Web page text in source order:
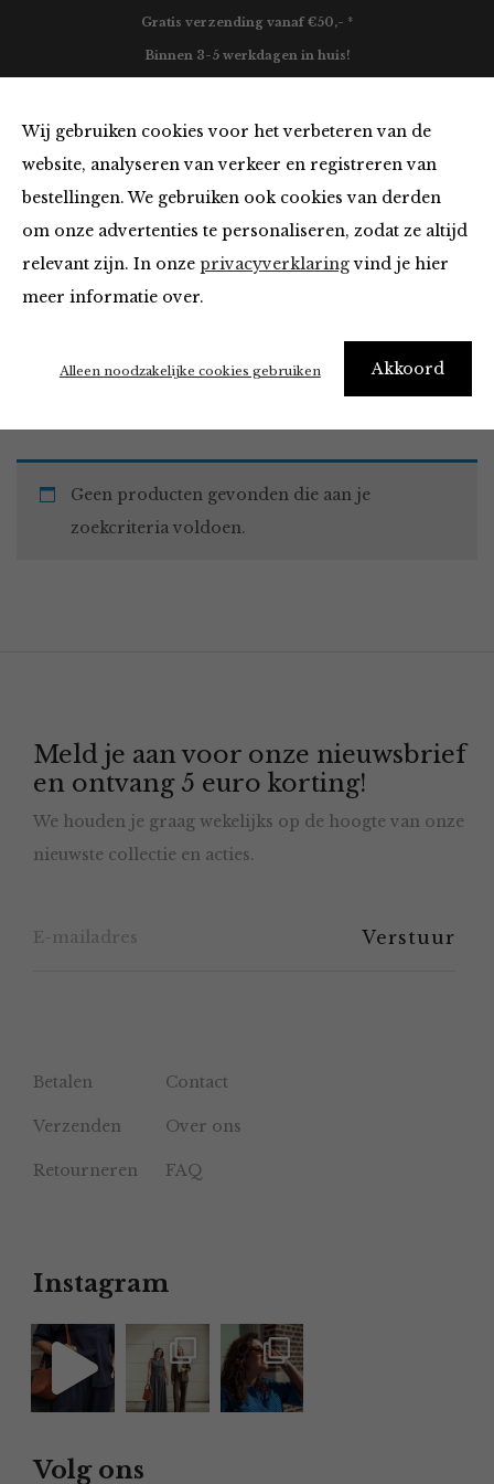
Wij gebruiken cookies voor het verbeteren van de
website, analyseren van verkeer en registreren van
bestellingen. We gebruiken ook cookies van derden
om onze advertenties te personaliseren, zodat ze altijd
relevant zijn. In onze privacyverklaringvind je hier
meer informatie over.
Akkoord
Alleen noodzakelijke cookies gebruiken
Gratis verzending vanaf €50,- *
Binnen 3-5 werkdagen in huis!
Tops en Blouses
Home Winkel Kleding Tops en Blouses
Geen producten gevonden die aan je
zoekcriteria voldoen.
Meld je aan voor onze nieuwsbrief
en ontvang 5 euro korting!
We houden je graag wekelijks op de hoogte van onze
nieuwste collectie en acties.
Betalen Contact
Verzenden Over ons
Retourneren FAQ
Instagram
Volg ons